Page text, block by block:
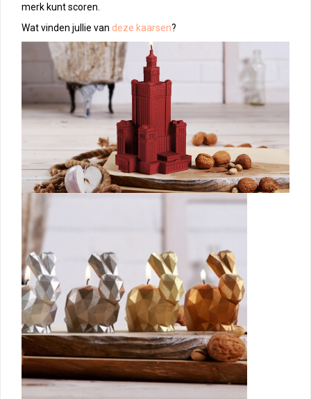
merk kunt scoren.
Wat vinden jullie van deze kaarsen?